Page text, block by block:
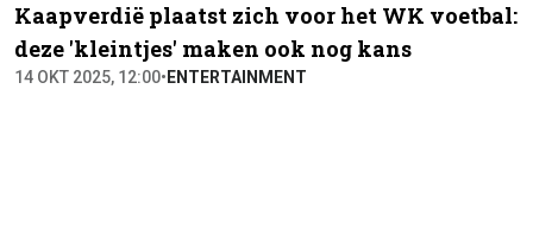
Kaapverdië plaatst zich voor het WK voetbal:
deze 'kleintjes' maken ook nog kans
14 OKT 2025, 12:00• ENTERTAINMENT